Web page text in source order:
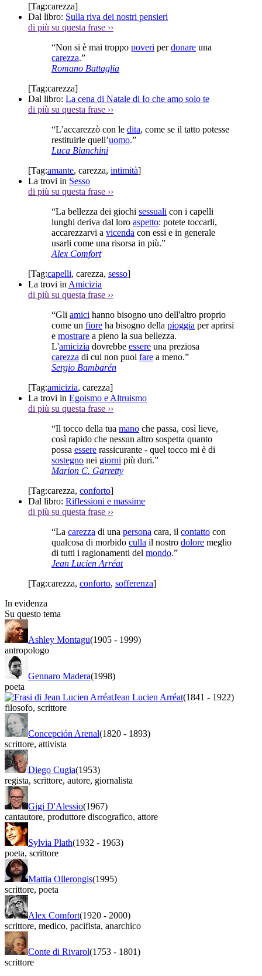
[Tag:carezza]
Dal libro: Sulla riva dei nostri pensieri
di più su questa frase ››
“Non si è mai troppo poveri perdonare una
carezza.”
Romano Battaglia
[Tag:carezza]
Dal libro: La cena di Natale di Io che amo solo te
di più su questa frase ››
“L’accarezzò con le dita, come se il tatto potesse
restituirle quell’uomo.”
Luca Bianchini
[Tag:amante, carezza, intimità]
La trovi in Sesso
di più su questa frase ››
“La bellezza dei giochi sessuali con i capelli
lunghi deriva dal loro aspetto: potete toccarli,
accarezzarvi a vicenda con essi e in generale
usarli come una risorsa in più.”
Alex Comfort
[Tag:capelli, carezza, sesso]
La trovi in Amicizia
di più su questa frase ››
“Gli amici hanno bisogno uno dell'altro proprio
come un fiore ha bisogno della pioggia per aprirsi
e mostrare a pieno la sua bellezza.
L'amicizia dovrebbe essere una preziosa
carezza di cui non puoi fare a meno.”
Sergio Bambarén
[Tag:amicizia, carezza]
La trovi in Egoismo e Altruismo
di più su questa frase ››
“Il tocco della tua mano che passa, così lieve,
così rapido che nessun altro sospetta quanto
possa essere rassicurante - quel tocco mi è di
sostegno nei giorni più duri.”
Marion C. Garretty
[Tag:carezza, conforto]
Dal libro: Riflessioni e massime
di più su questa frase ››
“La carezza di una persona cara, il contatto con
qualcosa di morbido culla il nostro dolore meglio
di tutti i ragionamenti del mondo.”
Jean Lucien Arréat
[Tag:carezza, conforto, sofferenza]
In evidenza
Su questo tema
Ashley Montagu(1905 - 1999)
antropologo
Gennaro Madera(1998)
poeta
Jean Lucien Arréat(1841 - 1922)
filosofo, scrittore
Concepción Arenal(1820 - 1893)
scrittore, attivista
Diego Cugia(1953)
regista, scrittore, autore, giornalista
Gigi D'Alessio(1967)
cantautore, produttore discografico, attore
Sylvia Plath(1932 - 1963)
poeta, scrittore
Mattia Ollerongis(1995)
scrittore, poeta
Alex Comfort(1920 - 2000)
scrittore, medico, pacifista, anarchico
Conte di Rivarol(1753 - 1801)
scrittore